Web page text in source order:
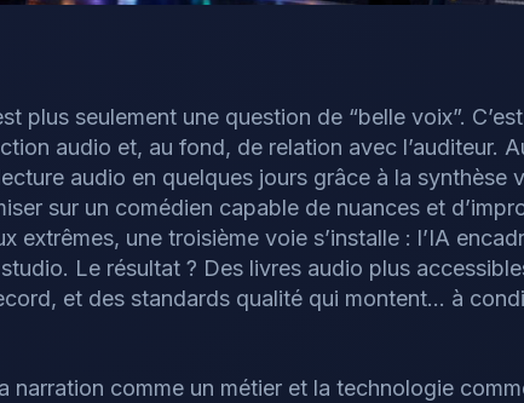
plus seulement une question de “belle voix”.
audio et, au fond, de relation avec l’auditeur.
audio en quelques jours grâce à la synthèse
sur un comédien capable de nuances et
extrêmes, une troisième voie s’installe : l’IA
Le résultat ? Des livres audio plus
et des standards qualité qui montent… à
narration comme un métier et la technologie